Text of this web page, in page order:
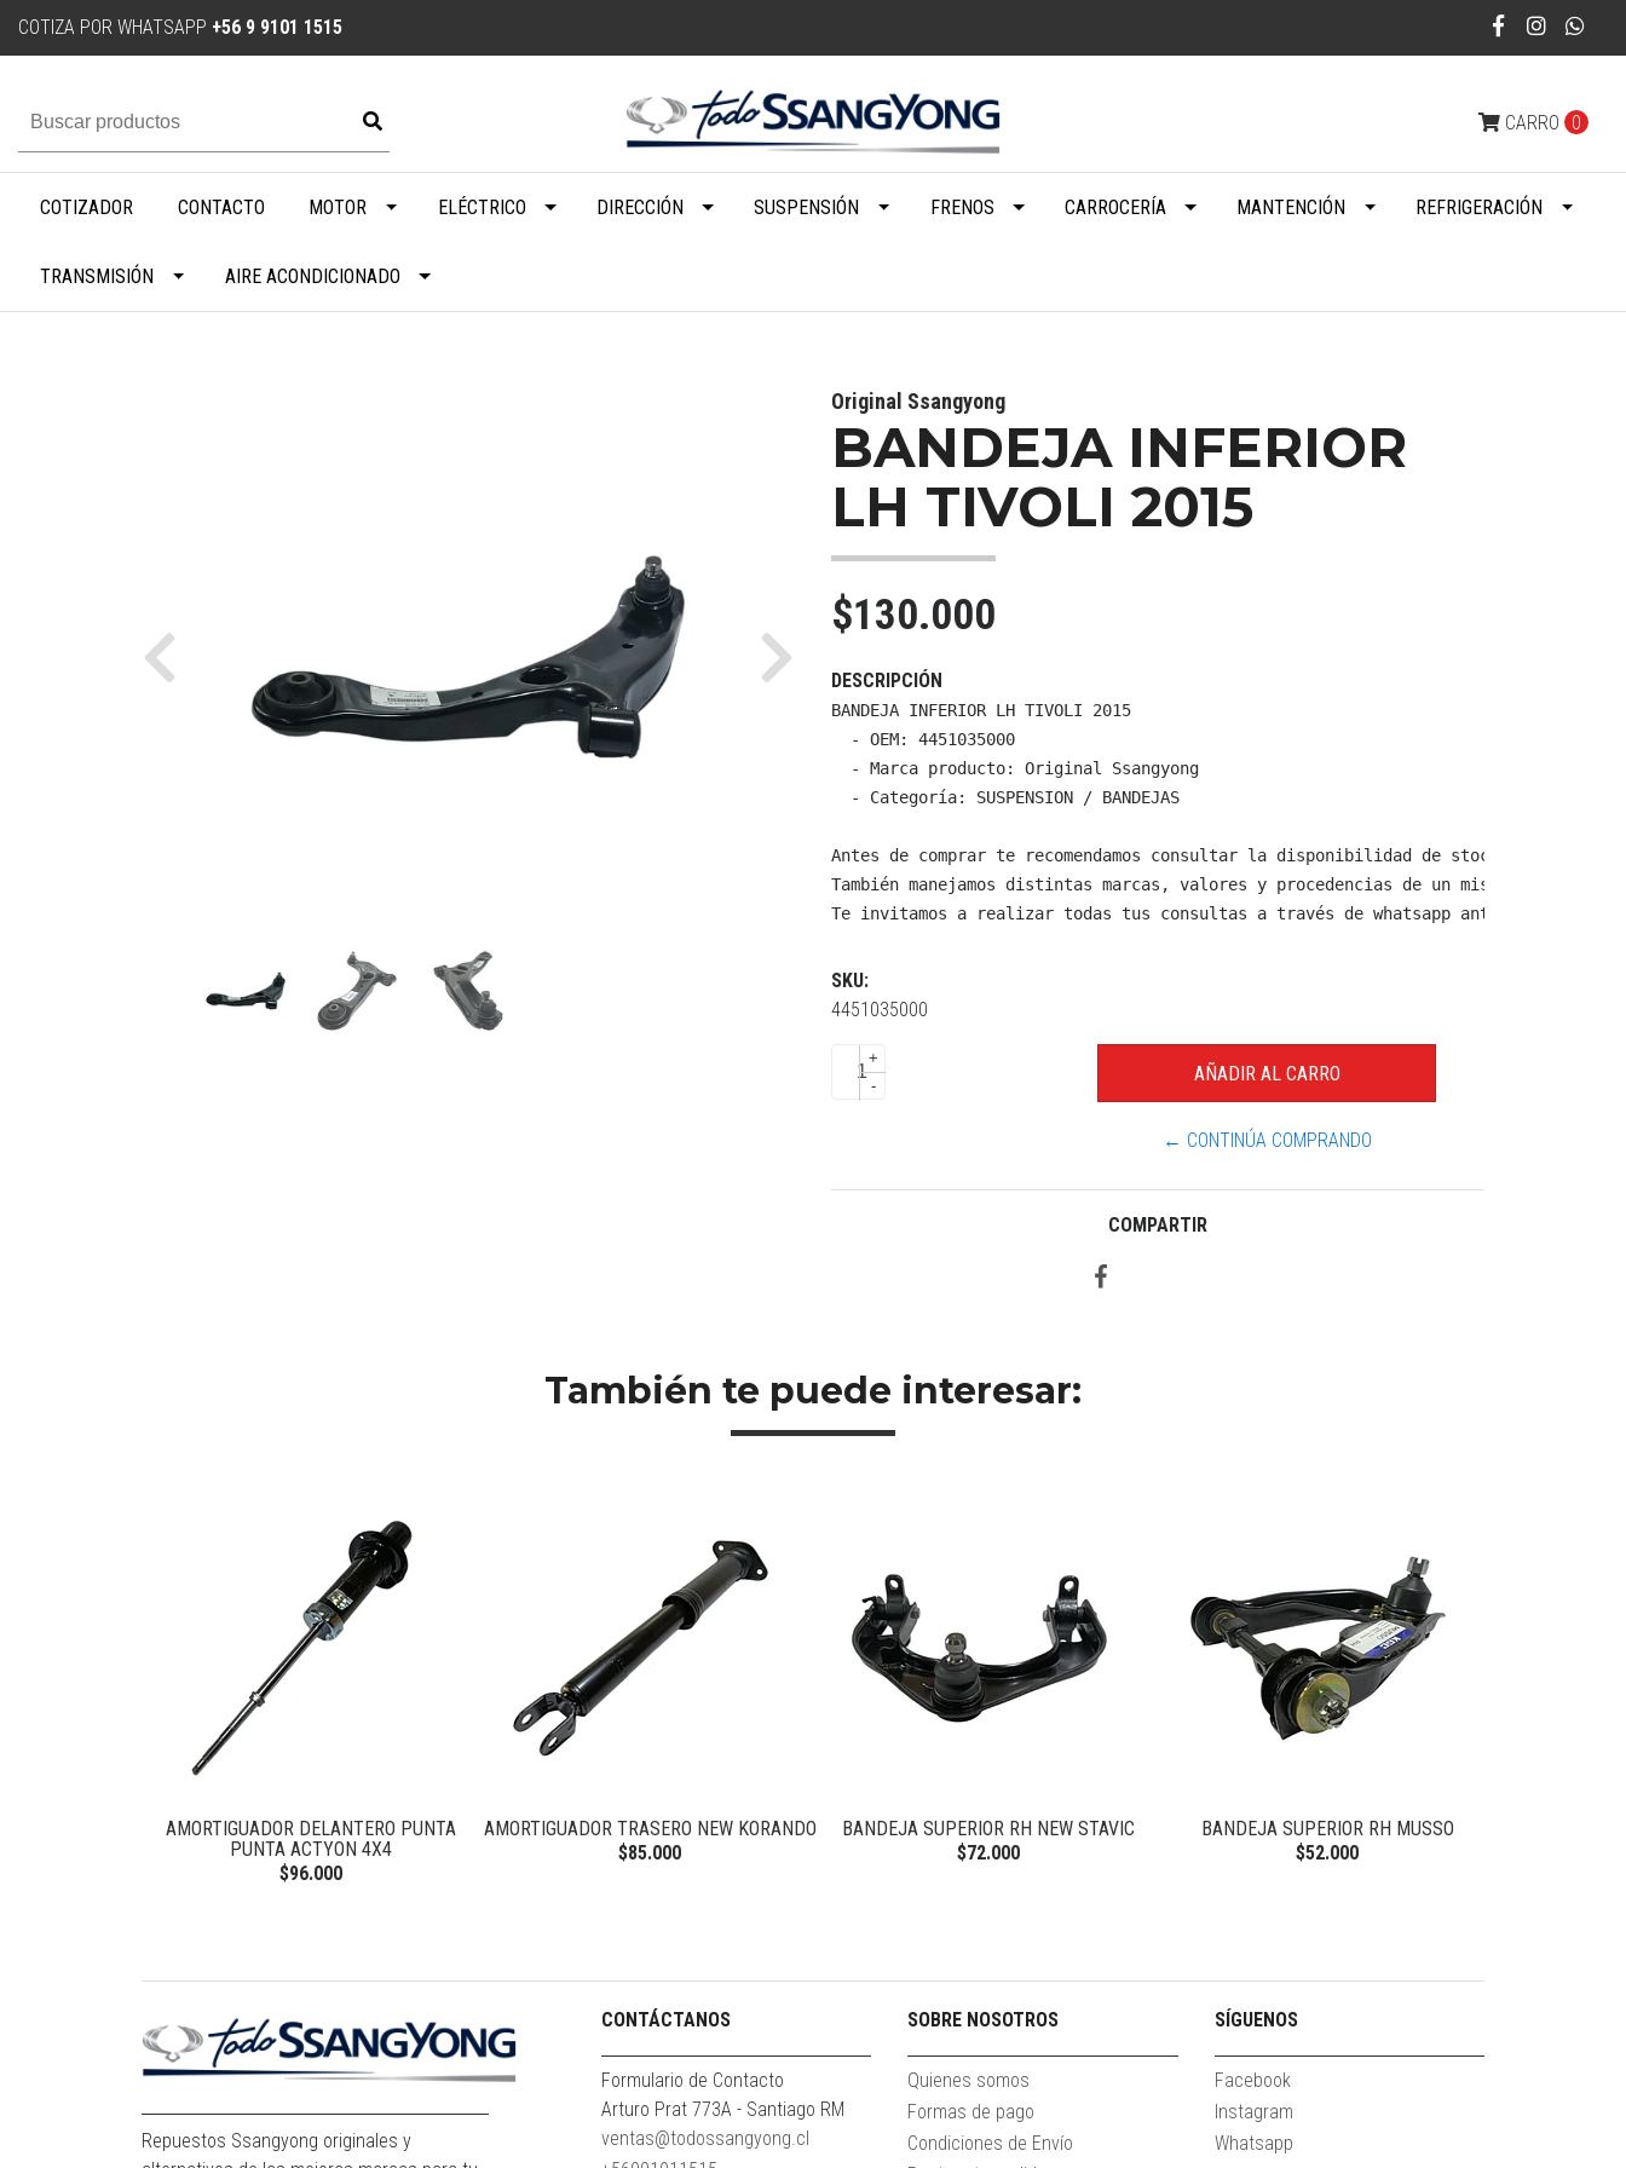
COTIZA POR WHATSAPP +56 9 9101 1515
CARRO 0
COTIZADOR CONTACTO MOTOR ELÉCTRICO DIRECCIÓN SUSPENSIÓN FRENOS CARROCERÍA MANTENCIÓN REFRIGERACIÓN
TRANSMISIÓN AIRE ACONDICIONADO
Previous Next
Original Ssangyong
BANDEJA INFERIOR
LH TIVOLI 2015
$130.000
DESCRIPCIÓN
BANDEJA INFERIOR LH TIVOLI 2015
  - OEM: 4451035000
  - Marca producto: Original Ssangyong
  - Categoría: SUSPENSION / BANDEJAS
Antes de comprar te recomendamos consultar la disponibilidad de stock y
También manejamos distintas marcas, valores y procedencias de un mismo producto.
Te invitamos a realizar todas tus consultas a través de whatsapp antes de
SKU:
4451035000
+
-
← CONTINÚA COMPRANDO
COMPARTIR
También te puede interesar:
AMORTIGUADOR DELANTERO PUNTA
PUNTA ACTYON 4X4
$96.000
AMORTIGUADOR TRASERO NEW KORANDO
$85.000
BANDEJA SUPERIOR RH NEW STAVIC
$72.000
BANDEJA SUPERIOR RH MUSSO
$52.000
Repuestos Ssangyong originales y
CONTÁCTANOS
Formulario de Contacto
Arturo Prat 773A - Santiago RM
ventas@todossangyong.cl
SOBRE NOSOTROS
Quienes somos
Formas de pago
Condiciones de Envío
SÍGUENOS
Facebook
Instagram
Whatsapp